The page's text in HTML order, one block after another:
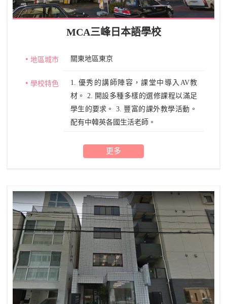
MCA三峰日本語學校
地區城市 關東地區東京
學校特色
1. 優秀的講師陣容，課堂中導入AV教
材。 2. 開設多種多樣的選修課程以滿足
學生的要求。 3. 豐富的課外教學活動。
配有中韓英各國生活老師。
更多